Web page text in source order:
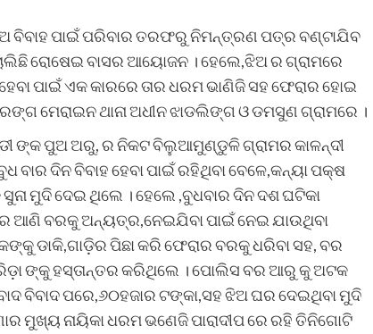
ବିବାହ ପାଇଁ ପରିବାର ତରଫରୁ ନିମନ୍ତ୍ରଣ ପତ୍ର ବଣ୍ଟାଯିବ
ରୋଷେଇ ବାସର ଆୟୋଜନ । ହେଲେ,ଝିଅ ର ଗ୍ରାମରେ
ପାଇଁ ଏକ କାରରେ ତାର ଧରମ ଭାଣିଜି ସହ ଫେରାର ହୋଇ
ମେରାଇନ ଥାନା ଅଧୀନ ଝାଡଲିଙ୍ଗ ଓ ଡମସୁଣ ଗ୍ରାମରେ ।
ଙ୍କ ପୁଅ ଅରୁ, ର ନିକଟ ବିଲୁଆମୁଣ୍ଡୁଳି ଗ୍ରାମର କାଳନ୍ଦୀ
ବାର ଦିନ ବିବାହ ହେବା ପାଇଁ ରହିଥିବା ବେଳେ,କନ୍ୟା ପକ୍ଷ
ମୁଦି ଦେଇ ଥିଲେ । ହେଲେ ,ବୁଧବାର ଦିନ ଦଶ ଘଟିକା
ଆଣି ବରକୁ ଅନ୍ୟତ୍ର,ନେଇଯିବା ପାଇଁ ନେଇ ଯାଉଥିବା
ଡାକି,ଗାଡ଼ିର ପିଛା କରି ଫେରାର ବରକୁ ଧରିବା ସହ, ବର
ଙ୍କୁ ହସ୍ତାନ୍ତର କରିଥିଲେ । ପୋଲିସ ବର ଆରୁ କୁ ଅଟକ
ବିବାଦ ପରେ,୬୦ହଜାର ଟଙ୍କା,ସହ ଝିଅ ଘର ଦେଇଥିବା ମୁଦି
ମୁଖ୍ୟ ନାୟିକା ଧରମ ଭଣେଜି ପାରାଦୀପ ରେ ରହି ତିନିଗୋଟି